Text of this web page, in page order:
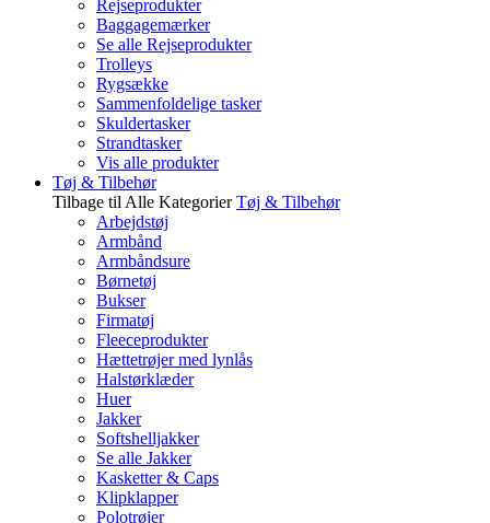
Rejseprodukter
Baggagemærker
Se alle Rejseprodukter
Trolleys
Rygsække
Sammenfoldelige tasker
Skuldertasker
Strandtasker
Vis alle produkter
Tøj & Tilbehør
Tilbage til Alle Kategorier Tøj & Tilbehør
Arbejdstøj
Armbånd
Armbåndsure
Børnetøj
Bukser
Firmatøj
Fleeceprodukter
Hættetrøjer med lynlås
Halstørklæder
Huer
Jakker
Softshelljakker
Se alle Jakker
Kasketter & Caps
Klipklapper
Polotrøjer